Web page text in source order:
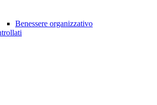
Benessere organizzativo